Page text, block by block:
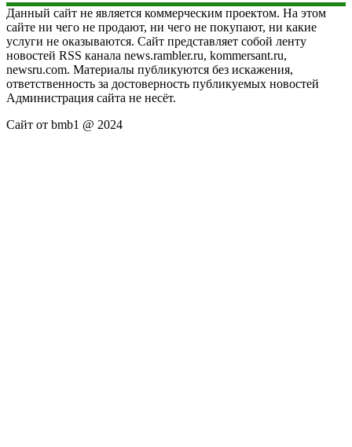
Данный сайт не является коммерческим проектом. На этом
сайте ни чего не продают, ни чего не покупают, ни какие
услуги не оказываются. Сайт представляет собой ленту
новостей RSS канала news.rambler.ru, kommersant.ru,
newsru.com. Материалы публикуются без искажения,
ответственность за достоверность публикуемых новостей
Администрация сайта не несёт.
Сайт от bmb1 @ 2024